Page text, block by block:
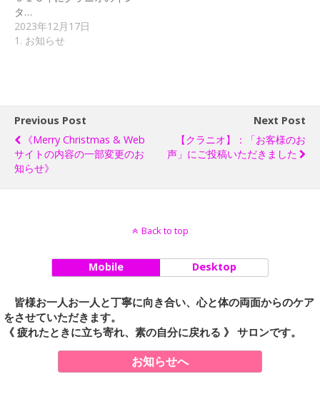
タ…
2023年12月17日
1. お知らせ
Previous Post
《Merry Christmas & Web
サイトの内容の一部変更のお
知らせ》
Next Post
【クラニオ】：「お客様のお
声」にご投稿いただきました
Back to top
Mobile Desktop
皆様お一人お一人と丁寧に向き合い、心と体の両面からのケア
をさせていただきます。
《 疲れたときに立ち寄れ、素の自分に戻れる 》 サロンです。
お知らせへ